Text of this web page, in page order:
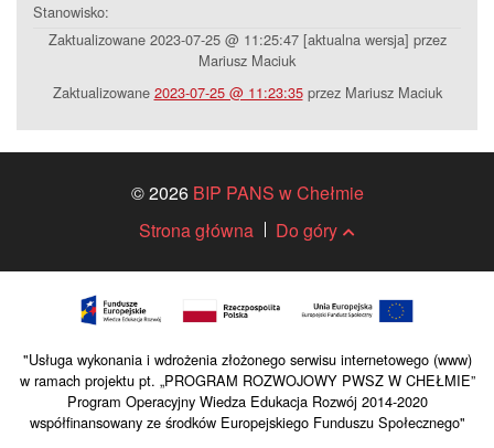
Stanowisko:
Zaktualizowane 2023-07-25 @ 11:25:47 [aktualna wersja] przez
Mariusz Maciuk
Zaktualizowane 2023-07-25 @ 11:23:35przez Mariusz Maciuk
© 2026 BIP PANS w Chełmie
Strona główna
Do góry
"Usługa wykonania i wdrożenia złożonego serwisu internetowego (www)
w ramach projektu pt. „PROGRAM ROZWOJOWY PWSZ W CHEŁMIE”
Program Operacyjny Wiedza Edukacja Rozwój 2014-2020
współfinansowany ze środków Europejskiego Funduszu Społecznego"